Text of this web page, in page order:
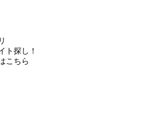
ト探し！
こちら